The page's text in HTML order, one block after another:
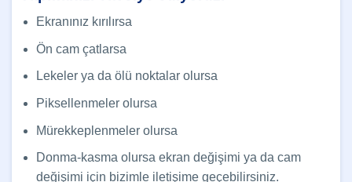
Ekranınız kırılırsa
Ön cam çatlarsa
Lekeler ya da ölü noktalar olursa
Piksellenmeler olursa
Mürekkeplenmeler olursa
Donma-kasma olursa ekran değişimi ya da cam
değişimi için bizimle iletişime geçebilirsiniz.